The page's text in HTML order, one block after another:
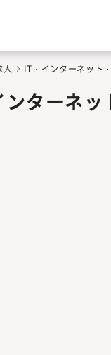
IT・インターネット
ターネッ